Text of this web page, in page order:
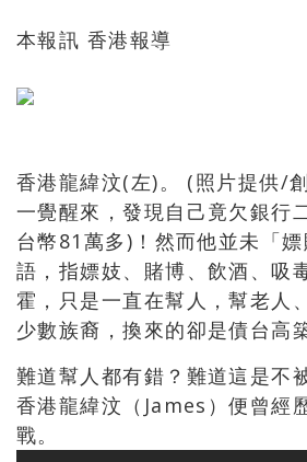
本報訊 香港報導
香港龍緯汶(左)。 (照片提供/
一覺醒來，發現自己竟欠銀行
台幣81萬多)！然而他並未「
語，指嫖妓、賭博、飲酒、吸
霍，只是一直在幫人，幫老人
少數族裔，換來的卻是債台高築
難道幫人都有錯？難道這是不
香港龍緯汶（James）便曾經
戰。